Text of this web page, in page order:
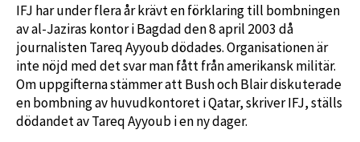
IFJ har under flera år krävt en förklaring till bombningen
av al-Jaziras kontor i Bagdad den 8 april 2003 då
journalisten Tareq Ayyoub dödades. Organisationen är
inte nöjd med det svar man fått från amerikansk militär.
Om uppgifterna stämmer att Bush och Blair diskuterade
en bombning av huvudkontoret i Qatar, skriver IFJ, ställs
dödandet av Tareq Ayyoub i en ny dager.